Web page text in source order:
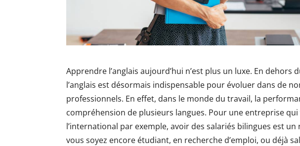
Apprendre l’anglais aujourd’hui n’est plus un luxe. En dehors
l’anglais est désormais indispensable pour évoluer dans de
professionnels. En effet, dans le monde du travail, la
compréhension de plusieurs langues. Pour une entreprise qui
l’international par exemple, avoir des salariés bilingues est un
vous soyez encore étudiant, en recherche d’emploi, ou déjà